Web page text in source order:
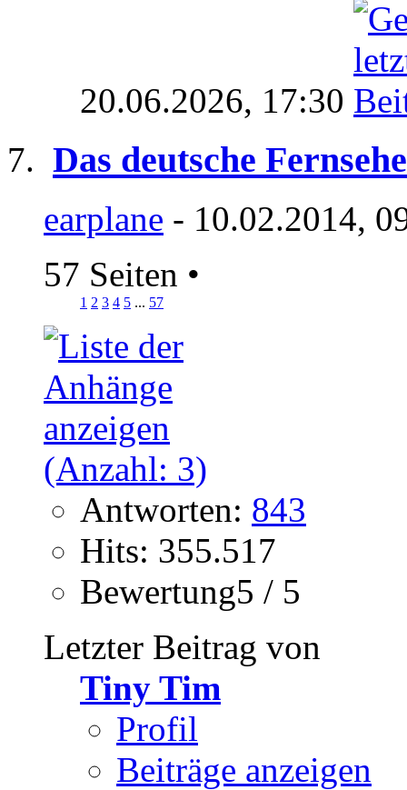
20.06.2026, 17:30
Das deutsche
earplane - 10.02.2014,
57 Seiten •
1 2 3 4 5 ... 57
Antworten: 843
Hits: 355.517
Bewertung5 / 5
Letzter Beitrag von
Tiny Tim
Profil
Beiträge anzeigen